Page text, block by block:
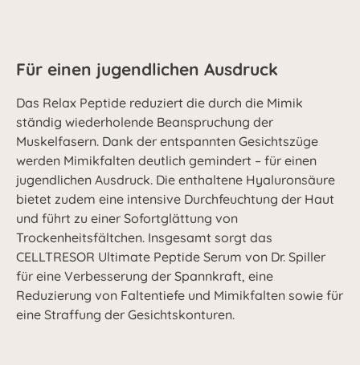
Für einen jugendlichen Ausdruck
Das Relax Peptide reduziert die durch die Mimik
ständig wiederholende Beanspruchung der
Muskelfasern. Dank der entspannten Gesichtszüge
werden Mimikfalten deutlich gemindert – für einen
jugendlichen Ausdruck. Die enthaltene Hyaluronsäure
bietet zudem eine intensive Durchfeuchtung der Haut
und führt zu einer Sofortglättung von
Trockenheitsfältchen. Insgesamt sorgt das
CELLTRESOR Ultimate Peptide Serum von Dr. Spiller
für eine Verbesserung der Spannkraft, eine
Reduzierung von Faltentiefe und Mimikfalten sowie für
eine Straffung der Gesichtskonturen.